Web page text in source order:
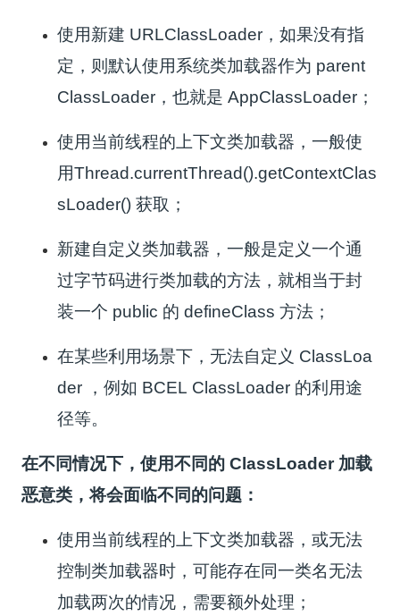
使用新建 URLClassLoader，如果没有指
定，则默认使用系统类加载器作为 parent
ClassLoader，也就是 AppClassLoader；
使用当前线程的上下文类加载器，一般使
用Thread.currentThread().getContextClas
sLoader()获取；
新建自定义类加载器，一般是定义一个通
过字节码进行类加载的方法，就相当于封
装一个 public 的 defineClass 方法；
在某些利用场景下，无法自定义 ClassLoa
der ，例如 BCEL ClassLoader 的利用途
径等。
在不同情况下，使用不同的 ClassLoader 加载
恶意类，将会面临不同的问题：
使用当前线程的上下文类加载器，或无法
控制类加载器时，可能存在同一类名无法
加载两次的情况，需要额外处理；